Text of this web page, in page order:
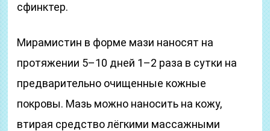
сфинктер.
Мирамистин в форме мази наносят на
протяжении 5–10 дней 1–2 раза в сутки на
предварительно очищенные кожные
покровы. Мазь можно наносить на кожу,
втирая средство лёгкими массажными